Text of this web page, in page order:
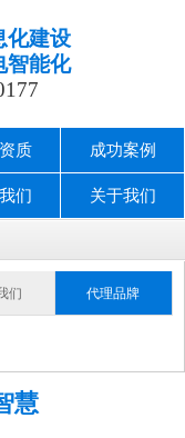
化建设
智能化
质 成功案例
们 关于我们
们 代理品牌
慧